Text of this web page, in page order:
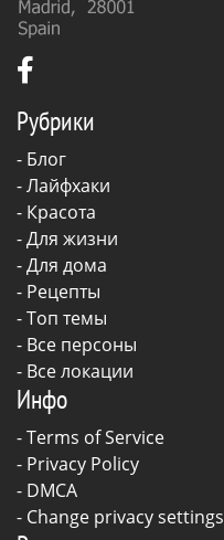
Рубрики
- Блог
-Лайфхаки
- Красота
-Для жизни
-Для дома
- Рецепты
- Топ темы
- Все персоны
- Все локации
Инфо
-Terms of Service
- Privacy Policy
- DMCA
- Change privacy settings